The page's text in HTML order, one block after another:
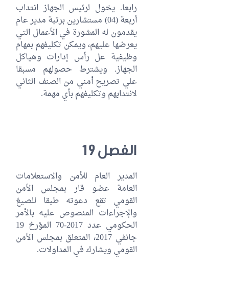
رابعا. يخول لرئيس الجهاز انتداب
أربعة (04) مستشارين برتبة مدير عام
يقدمون له المشورة في الأعمال التي
يعرضها عليهم، ويمكن تكليفهم بمهام
وظيفية عل رأس إدارات وهياكل
الجهاز. ويشترط حصولهم مسبقا
علي تصريح أمني من الصنف الثاني
لانتدابهم وتكليفهم بأي مهمة.
الفصل 19
المدير العام للأمن والاستعلامات
العامة عضو قار بمجلس الأمن
القومي تقع دعوته طبقا للصيغ
والإجراءات المنصوص عليه بالأمر
الحكومي عدد 2017-70 المؤرخ 19
جانفي 2017، المتعلق بمجلس الأمن
القومي ويشارك في المداولات.